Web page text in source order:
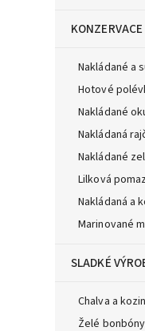
KONZERVACE
Nakládané a
Hotové
Nakládané
Nakládaná
Nakládané
Lilková
Nakládaná a
Marinované
SLADKÉ
Chalva a
Želé